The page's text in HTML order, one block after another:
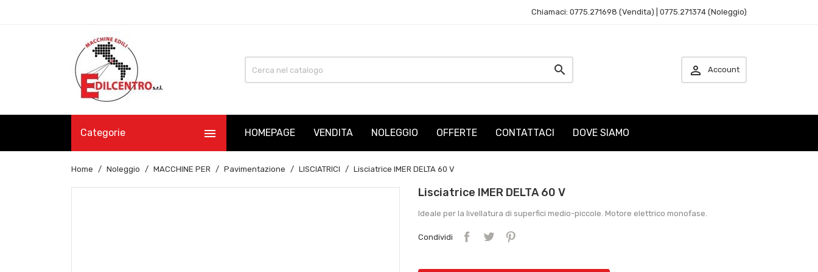
Chiamaci: 0775.271698 (Vendita) | 0775.271374 (Noleggio)
  Account
Categorie  HOMEPAGE VENDITA NOLEGGIO OFFERTE CONTATTACI DOVE SIAMO
Home Noleggio MACCHINE PER Pavimentazione LISCIATRICI Lisciatrice IMER DELTA 60 V
Lisciatrice IMER DELTA 60 V
Ideale per la livellatura di superfici medio-piccole. Motore elettrico monofase.
Condividi